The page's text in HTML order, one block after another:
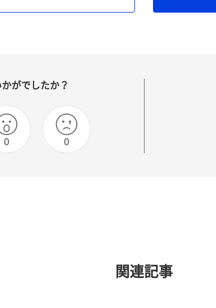
がでしたか？
0 0
関連記事